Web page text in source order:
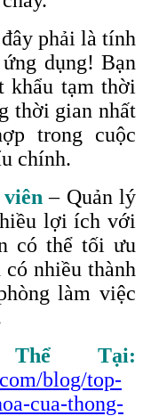
phải là tính
dụng! Bạn
khẩu tạm thời
thời gian nhất
trong cuộc
chính.
– Quản lý
lợi ích với
có thể tối ưu
nhiều thành
làm việc
Tại:
blog/top-
cua-thong-